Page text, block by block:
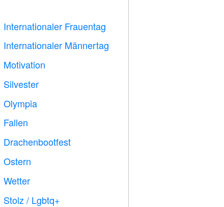
Internationaler Frauentag
Internationaler Männertag
Motivation
Silvester
Olympia
Fallen
Drachenbootfest
Ostern
Wetter
Stolz / Lgbtq+